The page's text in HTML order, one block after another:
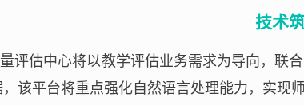
技术
评估中心将以教学评估业务需求为导向，联
该平台将重点强化自然语言处理能力，实现